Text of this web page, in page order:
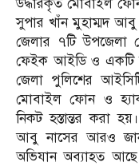
উদ্ধারকৃত মোবাইল
সুপার খাঁন মুহাম্মদ
জেলার ৭টি উপজেলা
ফেইক আইডি ও একটি
জেলা পুলিশের
মোবাইল ফোন ও
নিকট হস্তান্তর করা
আবু নাসের আরও
অভিযান অব্যাহত